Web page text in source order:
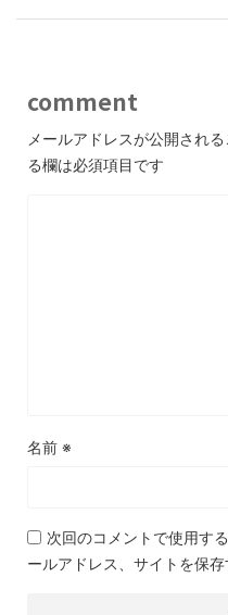
comment
メールアドレスが公開される
る欄は必須項目です
名前 ※
次回のコメントで使用す
ールアドレス、サイトを保存